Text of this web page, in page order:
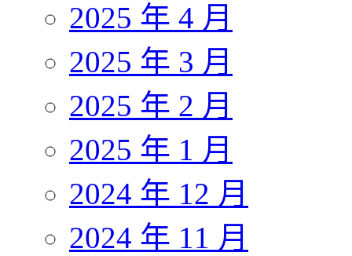
2025 年 4 月
2025 年 3 月
2025 年 2 月
2025 年 1 月
2024 年 12 月
2024 年 11 月